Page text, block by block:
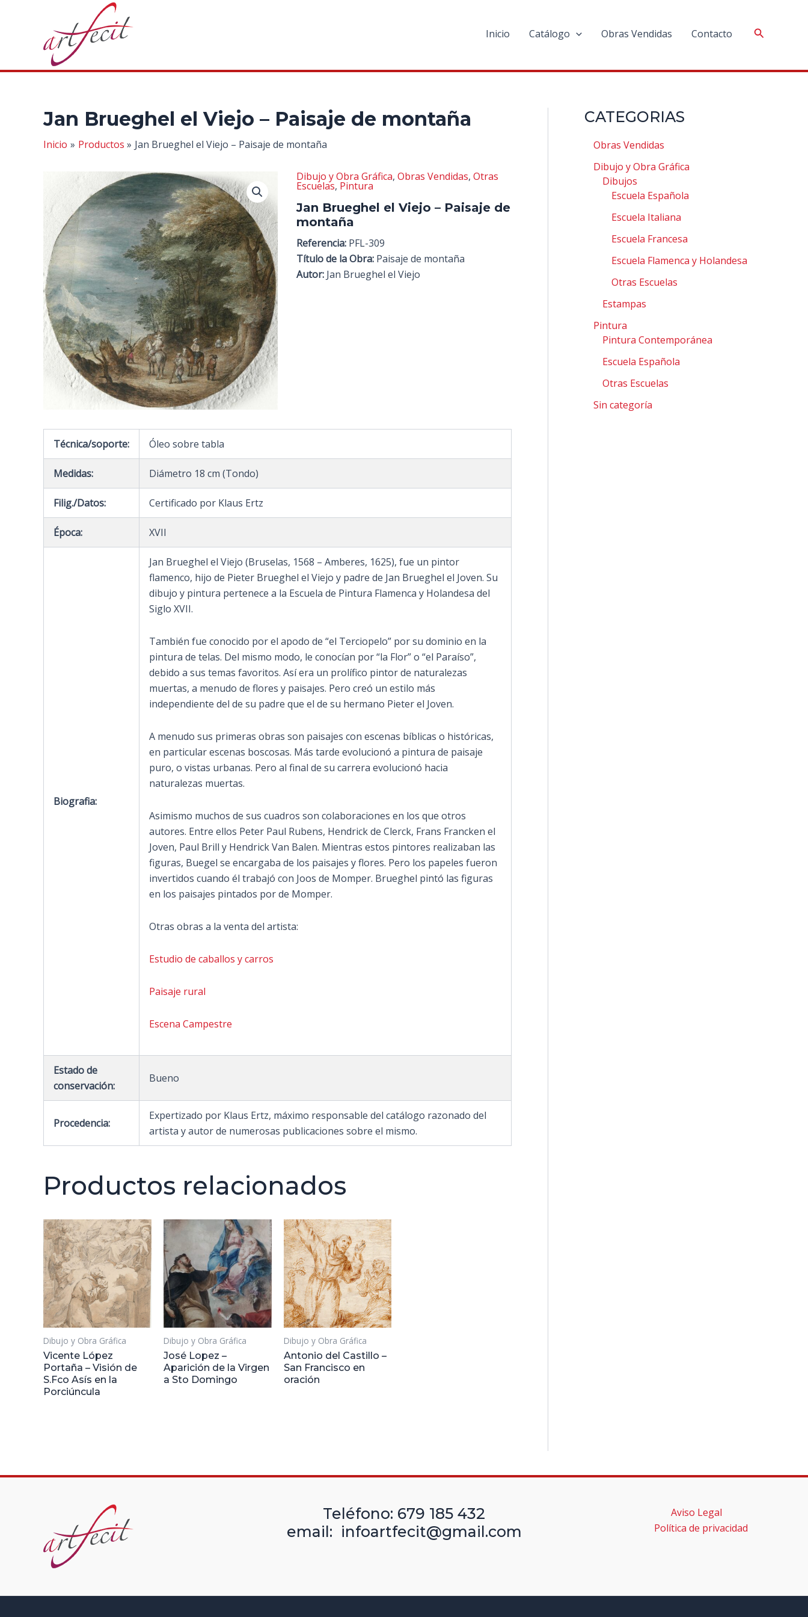
Inicio Catálogo Obras Vendidas Contacto
Jan Brueghel el Viejo – Paisaje de montaña
Inicio Productos Jan Brueghel el Viejo – Paisaje de montaña
Dibujo y Obra Gráfica, Obras Vendidas, Otras
Escuelas, Pintura
Jan Brueghel el Viejo – Paisaje de
montaña
Referencia: PFL-309
Título de la Obra: Paisaje de montaña
Autor: Jan Brueghel el Viejo
Técnica/soporte: Óleo sobre tabla
Medidas: Diámetro 18 cm (Tondo)
Filig./Datos: Certificado por Klaus Ertz
Época: XVII
Biografia:
Jan Brueghel el Viejo (Bruselas, 1568 – Amberes, 1625), fue un pintor
flamenco, hijo de Pieter Brueghel el Viejo y padre de Jan Brueghel el Joven. Su
dibujo y pintura pertenece a la Escuela de Pintura Flamenca y Holandesa del
Siglo XVII.
También fue conocido por el apodo de “el Terciopelo” por su dominio en la
pintura de telas. Del mismo modo, le conocían por “la Flor” o “el Paraíso”,
debido a sus temas favoritos. Así era un prolífico pintor de naturalezas
muertas, a menudo de flores y paisajes. Pero creó un estilo más
independiente del de su padre que el de su hermano Pieter el Joven.
A menudo sus primeras obras son paisajes con escenas bíblicas o históricas,
en particular escenas boscosas. Más tarde evolucionó a pintura de paisaje
puro, o vistas urbanas. Pero al final de su carrera evolucionó hacia
naturalezas muertas.
Asimismo muchos de sus cuadros son colaboraciones en los que otros
autores. Entre ellos Peter Paul Rubens, Hendrick de Clerck, Frans Francken el
Joven, Paul Brill y Hendrick Van Balen. Mientras estos pintores realizaban las
figuras, Buegel se encargaba de los paisajes y flores. Pero los papeles fueron
invertidos cuando él trabajó con Joos de Momper. Brueghel pintó las figuras
en los paisajes pintados por de Momper.
Otras obras a la venta del artista:
Estudio de caballos y carros
Paisaje rural
Escena Campestre
Estado de
conservación:
Bueno
Procedencia:
Expertizado por Klaus Ertz, máximo responsable del catálogo razonado del
artista y autor de numerosas publicaciones sobre el mismo.
Productos relacionados
Dibujo y Obra Gráfica
Vicente López
Portaña – Visión de
S.Fco Asís en la
Porciúncula
Dibujo y Obra Gráfica
José Lopez –
Aparición de la Virgen
a Sto Domingo
Dibujo y Obra Gráfica
Antonio del Castillo –
San Francisco en
oración
CATEGORIAS
Obras Vendidas
Dibujo y Obra Gráfica
Dibujos
Escuela Española
Escuela Italiana
Escuela Francesa
Escuela Flamenca y Holandesa
Otras Escuelas
Estampas
Pintura
Pintura Contemporánea
Escuela Española
Otras Escuelas
Sin categoría
Teléfono: 679 185 432
email: infoartfecit@gmail.com
Aviso Legal
Política de privacidad